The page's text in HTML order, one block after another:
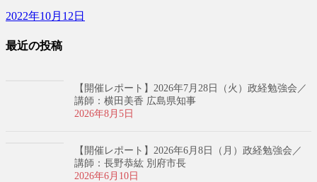
2022年10月12日
最近の投稿
【開催レポート】2026年7月28日（火）政経勉強会／
講師：横田美香 広島県知事
2026年8月5日
【開催レポート】2026年6月8日（月）政経勉強会／
講師：長野恭紘 別府市長
2026年6月10日